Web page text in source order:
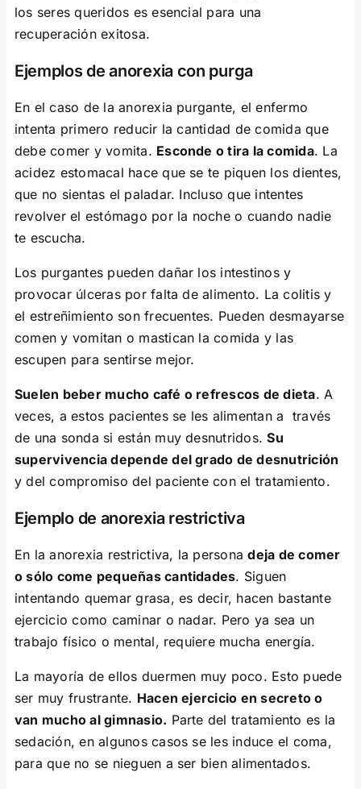
los seres queridos es esencial para una
recuperación exitosa.
Ejemplos de anorexia con purga
En el caso de la anorexia purgante, el enfermo
intenta primero reducir la cantidad de comida que
debe comer y vomita. Esconde o tira la comida. La
acidez estomacal hace que se te piquen los dientes,
que no sientas el paladar. Incluso que intentes
revolver el estómago por la noche o cuando nadie
te escucha.
Los purgantes pueden dañar los intestinos y
provocar úlceras por falta de alimento. La colitis y
el estreñimiento son frecuentes. Pueden desmayarse
comen y vomitan o mastican la comida y las
escupen para sentirse mejor.
Suelen beber mucho café o refrescos de dieta. A
veces, a estos pacientes se les alimentan a través
de una sonda si están muy desnutridos.Su
supervivencia depende del grado de desnutrición
y del compromiso del paciente con el tratamiento.
Ejemplo de anorexia restrictiva
En la anorexia restrictiva, la personadeja de comer
o sólo come pequeñas cantidades. Siguen
intentando quemar grasa, es decir, hacen bastante
ejercicio como caminar o nadar. Pero ya sea un
trabajo físico o mental, requiere mucha energía.
La mayoría de ellos duermen muy poco. Esto puede
ser muy frustrante. Hacen ejercicio en secreto o
van mucho al gimnasio. Parte del tratamiento es la
sedación, en algunos casos se les induce el coma,
para que no se nieguen a ser bien alimentados.